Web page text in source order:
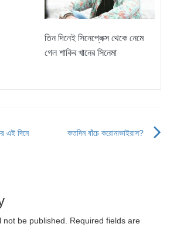
তিন দিনেই সিনেপ্লেক্স থেকে নেমে
গেল শাকিব খানের সিনেমা
এই দিনে কতদিন বাঁচে করোনাভাইরাস?
be published.
Required fields are